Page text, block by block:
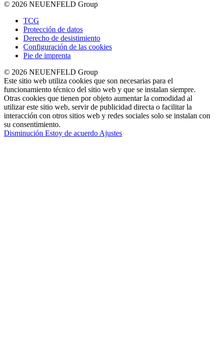
© 2026 NEUENFELD Group
TCG
Protección de datos
Derecho de desistimiento
Configuración de las cookies
Pie de imprenta
© 2026 NEUENFELD Group
Este sitio web utiliza cookies que son necesarias para el
funcionamiento técnico del sitio web y que se instalan siempre.
Otras cookies que tienen por objeto aumentar la comodidad al
utilizar este sitio web, servir de publicidad directa o facilitar la
interacción con otros sitios web y redes sociales solo se instalan con
su consentimiento.
Disminución Estoy de acuerdo Ajustes